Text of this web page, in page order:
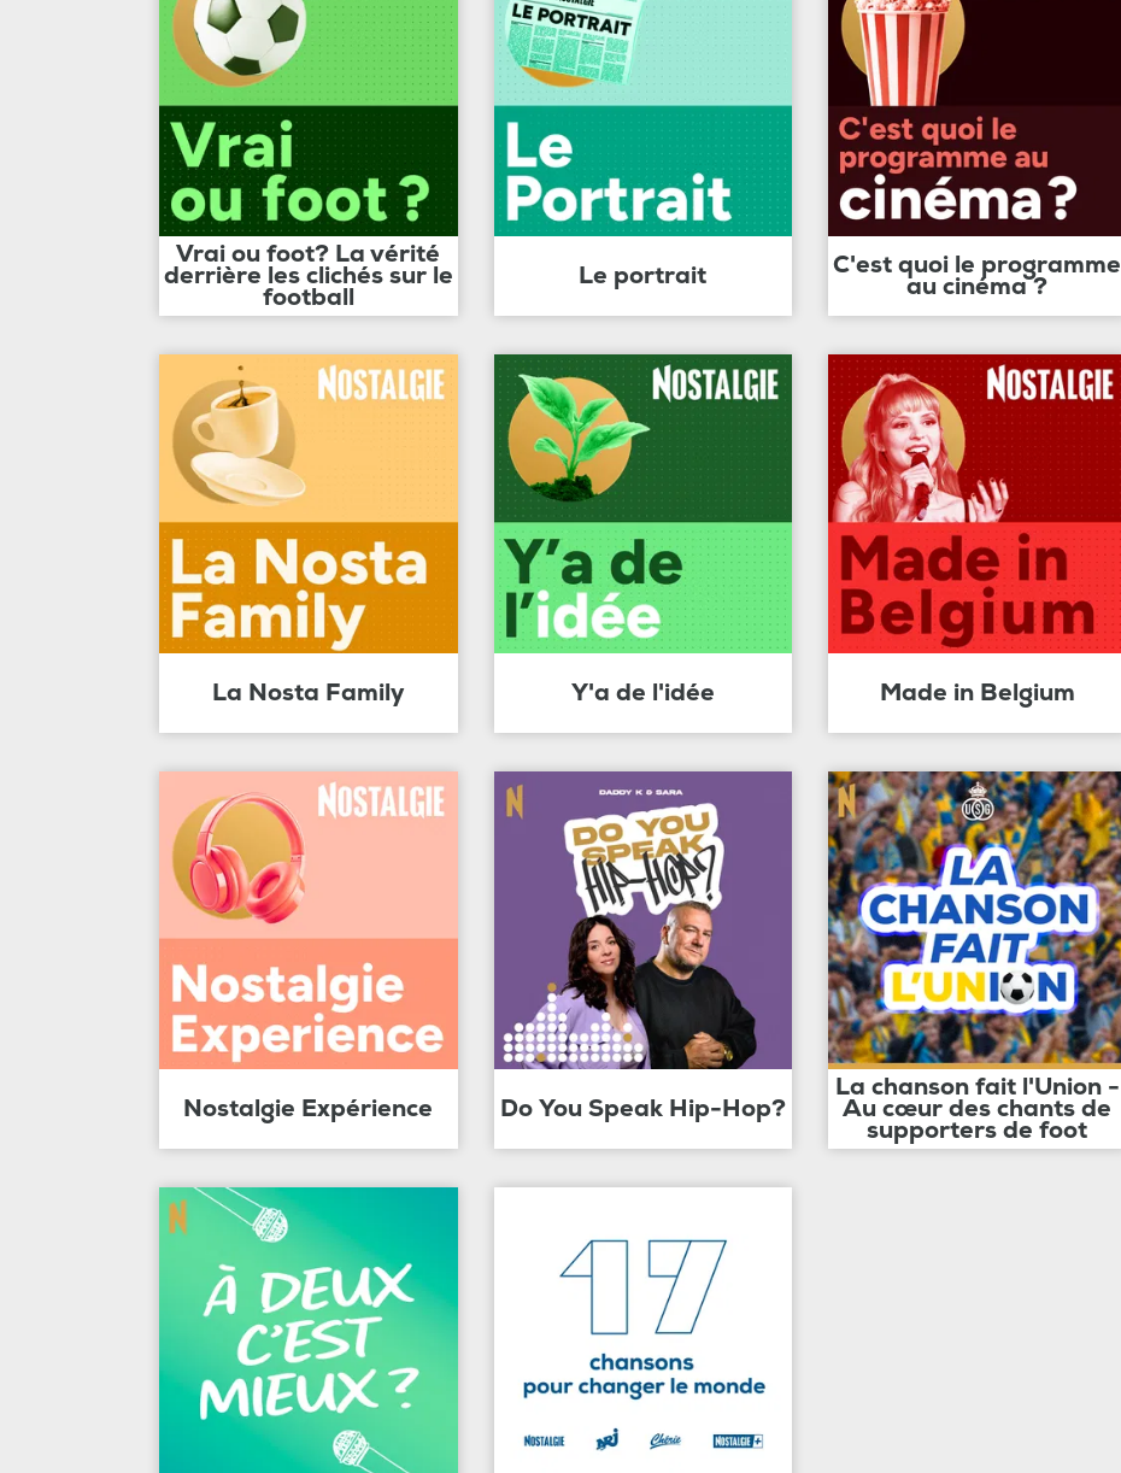
Vrai ou foot? La vérité
derrière les clichés sur le
football
Le portrait C'est quoi le programme
au cinéma ?
La Nosta Family Y'a de l'idée Made in Belgium
Nostalgie Expérience Do You Speak Hip-Hop?
La chanson fait l'Union -
Au cœur des chants de
supporters de foot